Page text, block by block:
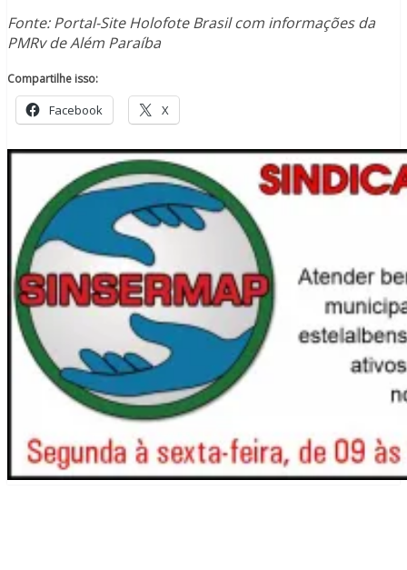
Fonte: Portal-Site Holofote Brasil com informações da
PMRv de Além Paraíba
Compartilhe isso:
Facebook X